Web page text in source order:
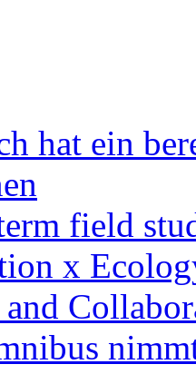
hat ein
field
x